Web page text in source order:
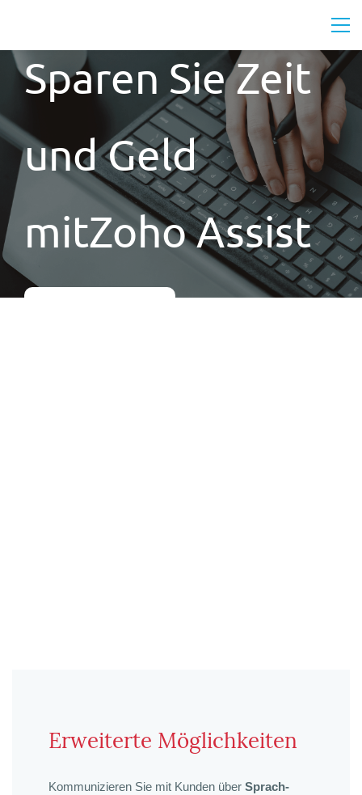
Sparen Sie Zeit
und Geld
mitZoho Assist
Erweiterte Möglichkeiten
Kommunizieren Sie mit Kunden über Sprach-